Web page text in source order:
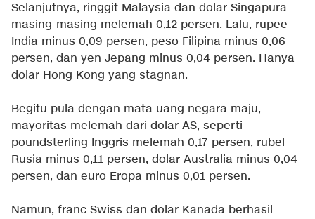
Selanjutnya, ringgit Malaysia dan dolar Singapura
masing-masing melemah 0,12 persen. Lalu, rupee
India minus 0,09 persen, peso Filipina minus 0,06
persen, dan yen Jepang minus 0,04 persen. Hanya
dolar Hong Kong yang stagnan.
Begitu pula dengan mata uang negara maju,
mayoritas melemah dari dolar AS, seperti
poundsterling Inggris melemah 0,17 persen, rubel
Rusia minus 0,11 persen, dolar Australia minus 0,04
persen, dan euro Eropa minus 0,01 persen.
Namun, franc Swiss dan dolar Kanada berhasil